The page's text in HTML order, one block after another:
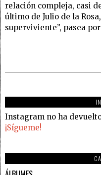
relación compleja, casi
último de Julio de la
superviviente”, pasea por
Instagram no ha
¡Sígueme!